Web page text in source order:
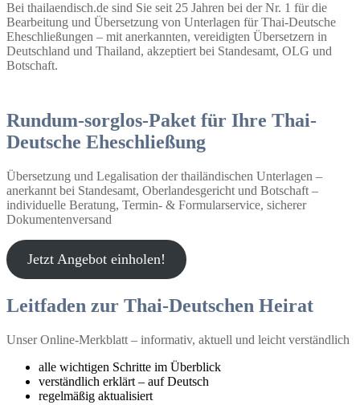
Bei thailaendisch.de sind Sie seit 25 Jahren bei der Nr. 1 für die
Bearbeitung und Übersetzung von Unterlagen für Thai-Deutsche
Eheschließungen – mit anerkannten, vereidigten Übersetzern in
Deutschland und Thailand, akzeptiert bei Standesamt, OLG und
Botschaft.
Rundum-sorglos-Paket für Ihre Thai-
Deutsche Eheschließung
Übersetzung und Legalisation der thailändischen Unterlagen –
anerkannt bei Standesamt, Oberlandesgericht und Botschaft –
individuelle Beratung, Termin- & Formularservice, sicherer
Dokumentenversand
Jetzt Angebot einholen!
Leitfaden zur Thai-Deutschen Heirat
Unser Online-Merkblatt – informativ, aktuell und leicht verständlich
alle wichtigen Schritte im Überblick
verständlich erklärt – auf Deutsch
regelmäßig aktualisiert